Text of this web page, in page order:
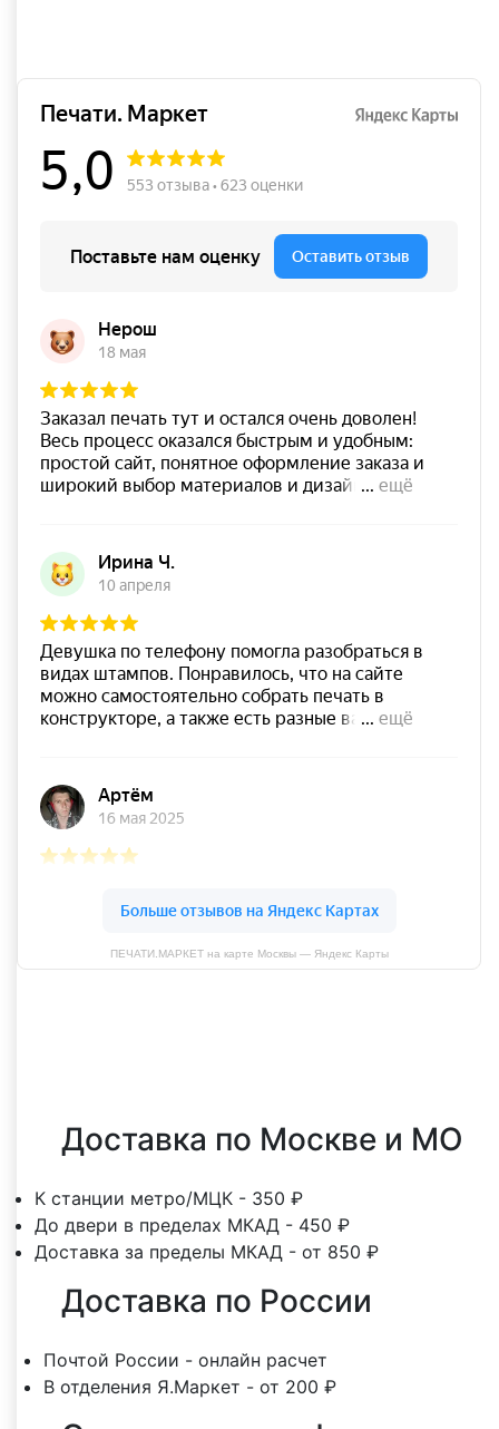
ПЕЧАТИ.МАРКЕТ на карте Москвы — Яндекс Карты
Доставка по Москве и МО
К станции метро/МЦК - 350 ₽
До двери в пределах МКАД - 450 ₽
Доставка за пределы МКАД - от 850 ₽
Доставка по России
Почтой России - онлайн расчет
В отделения Я.Маркет - от 200 ₽